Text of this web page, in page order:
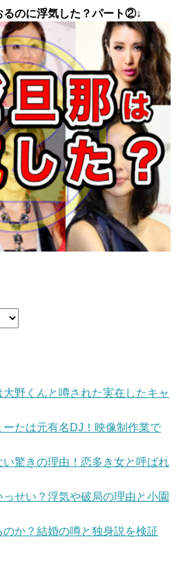
るのに浮気した？パート②↓
野くんと噂された実在したキャ
たは元有名DJ！映像制作業で
驚きの理由！恋多き女と呼ばれ
せい？浮気や破局の理由と小園
のか？結婚の噂と独身説を検証